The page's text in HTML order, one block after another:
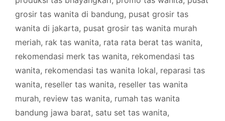
grosir tas wanita di bandung, pusat grosir tas
wanita di jakarta, pusat grosir tas wanita murah
meriah, rak tas wanita, rata rata berat tas wanita,
rekomendasi merk tas wanita, rekomendasi tas
wanita, rekomendasi tas wanita lokal, reparasi tas
wanita, reseller tas wanita, reseller tas wanita
murah, review tas wanita, rumah tas wanita
bandung jawa barat, satu set tas wanita,